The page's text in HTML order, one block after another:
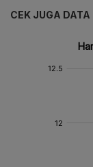
CEK JUGA DATA